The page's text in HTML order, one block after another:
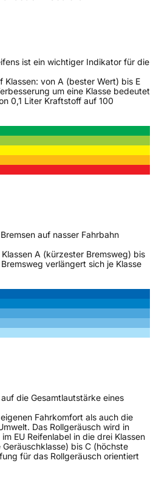
/ Alpine-Symbol
(GPSR)
CO. (CYPRUS) LTD, Room
Road Binjiang District
zhaoye@enjoytyre.com
ist ein wichtiger Indikator für die
Klassen: von A (bester Wert) bis E
um eine Klasse bedeutet
0,1 Liter Kraftstoff auf 100
auf nasser Fahrbahn
A (kürzester Bremsweg) bis
verlängert sich je Klasse
die Gesamtlautstärke eines
Fahrkomfort als auch die
Das Rollgeräusch wird in
EU Reifenlabel in die drei Klassen
bis C (höchste
für das Rollgeräusch orientiert